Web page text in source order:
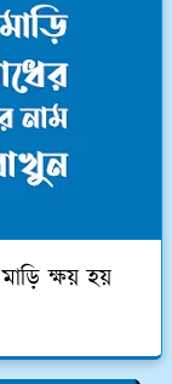
ক্ষয় হয়